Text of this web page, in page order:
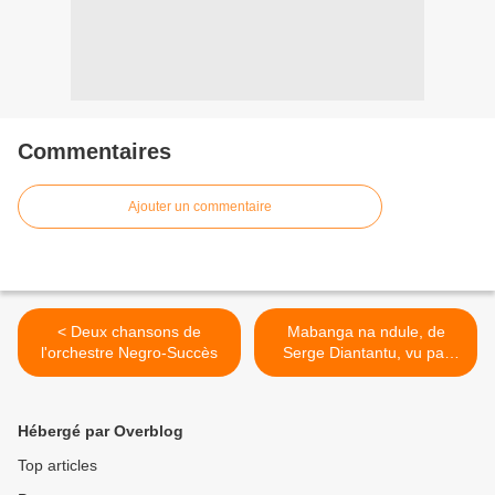
Commentaires
Ajouter un commentaire
< Deux chansons de
l'orchestre Negro-Succès
Mabanga na ndule, de
Serge Diantantu, vu par
Jean-Pierre >
Hébergé par Overblog
Top articles